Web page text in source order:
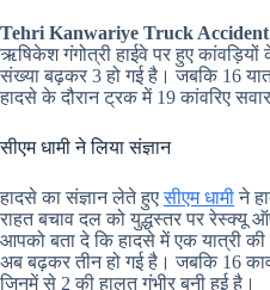
Tehri Kanwariye Truck
ऋषिकेश गंगोत्री हाईवे पर हुए
संख्या बढ़कर 3 हो गई है। जबकि 16
हादसे के दौरान ट्रक में 19 कांवरिए
सीएम धामी ने लिया संज्ञान
हादसे का संज्ञान लेते हुएसीएम धामीने
राहत बचाव दल को युद्धस्तर पर रेस्क्यू
आपको बता दे कि हादसे में एक यात्री की
अब बढ़कर तीन हो गई है। जबकि 16
जिनमें से 2 की हालत गंभीर बनी हुई है।